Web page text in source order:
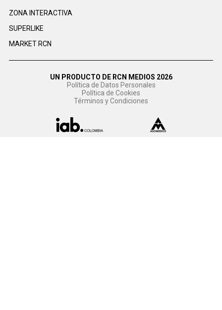
ZONA INTERACTIVA
SUPERLIKE
MARKET RCN
UN PRODUCTO DE RCN MEDIOS 2026
Política de Datos Personales
Política de Cookies
Términos y Condiciones